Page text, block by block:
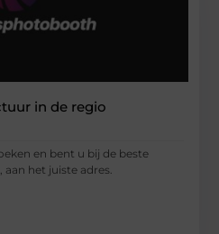
in de regio
en bent u bij de beste
het juiste adres.